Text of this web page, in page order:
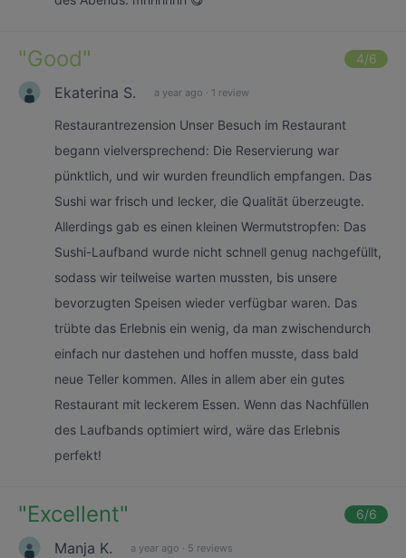
"Good" 4/6
Ekaterina S. a year ago · 1 review
Restaurantrezension Unser Besuch im Restaurant
begann vielversprechend: Die Reservierung war
pünktlich, und wir wurden freundlich empfangen. Das
Sushi war frisch und lecker, die Qualität überzeugte.
Allerdings gab es einen kleinen Wermutstropfen: Das
Sushi-Laufband wurde nicht schnell genug nachgefüllt,
sodass wir teilweise warten mussten, bis unsere
bevorzugten Speisen wieder verfügbar waren. Das
trübte das Erlebnis ein wenig, da man zwischendurch
einfach nur dastehen und hoffen musste, dass bald
neue Teller kommen. Alles in allem aber ein gutes
Restaurant mit leckerem Essen. Wenn das Nachfüllen
des Laufbands optimiert wird, wäre das Erlebnis
perfekt!
"Excellent" 6/6
Manja K. a year ago · 5 reviews